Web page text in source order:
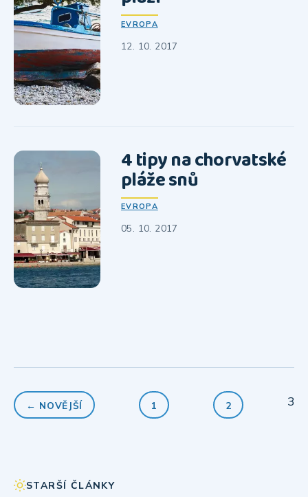
EVROPA
12. 10. 2017
4 tipy na chorvatské
pláže snů
EVROPA
05. 10. 2017
← NOVĚJŠÍ 1 2 3
STARŠÍ ČLÁNKY